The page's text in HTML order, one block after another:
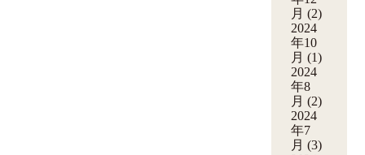
月 (2)
2024
年10
月 (1)
2024
年8
月 (2)
2024
年7
月 (3)